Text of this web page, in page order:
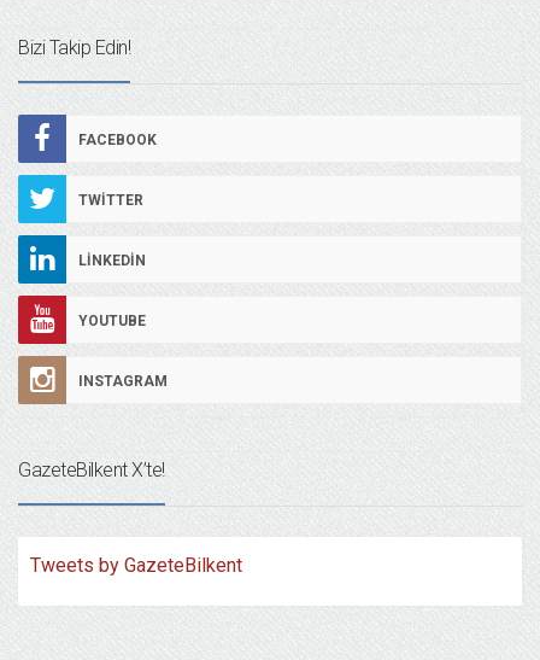
Bizi Takip Edin!
FACEBOOK
TWITTER
LINKEDIN
YOUTUBE
INSTAGRAM
GazeteBilkent X’te!
Tweets by GazeteBilkent